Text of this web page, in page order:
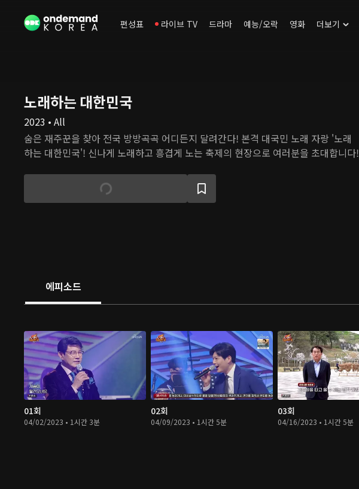
편성표 라이브 TV 드라마 예능/오락 영화 더보기
노래하는 대한민국
2023 • All
숨은 재주꾼을 찾아 전국 방방곡곡 어디든지 달려간다! 본격 대국민 노래 자랑 '노래
하는 대한민국'! 신나게 노래하고 흥겹게 노는 축제의 현장으로 여러분을 초대합니다!
에피소드
01회
04/02/2023 • 1시간 3분
02회
04/09/2023 • 1시간 5분
03회
04/16/2023 • 1시간 5분